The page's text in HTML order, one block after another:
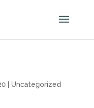
Uncategorized